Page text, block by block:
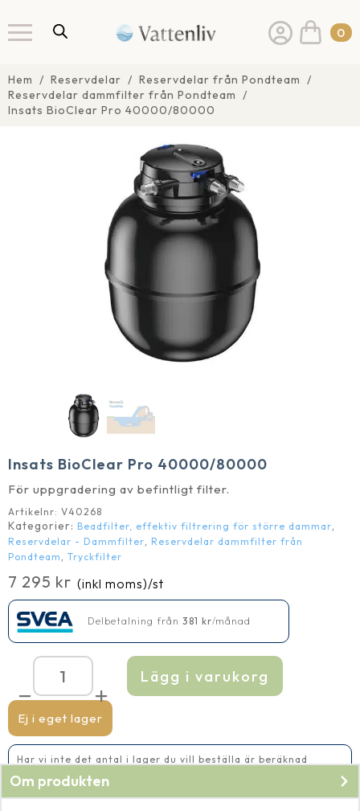
0
Hem Reservdelar
Reservdelar från Pondteam
Reservdelar dammfilter från Pondteam
Insats BioClear Pro 40000/80000
Insats BioClear Pro 40000/80000
För uppgradering av befintligt filter.
Artikelnr: V40268
Kategorier: Beadfilter, effektiv filtrering för större dammar,
Reservdelar - Dammfilter, Reservdelar dammfilter från
Pondteam , Tryckfilter
7 295 kr (inkl moms)/st
Delbetalning från 381 kr/månad
Ej i eget lager
Insats
BioClear
Pro
40000/80000
mängd
Lägg i varukorg
Har vi inte det antal i lager du vill beställa är beräknad
Om produkten